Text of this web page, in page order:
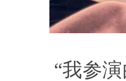
“我参